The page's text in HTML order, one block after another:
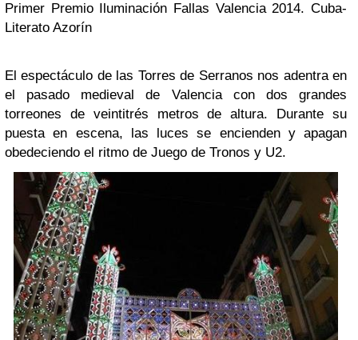
Primer Premio Iluminación Fallas Valencia 2014. Cuba-
Literato Azorín
El espectáculo de las Torres de Serranos nos adentra en
el pasado medieval de Valencia con dos grandes
torreones de veintitrés metros de altura. Durante su
puesta en escena, las luces se encienden y apagan
obedeciendo el ritmo de Juego de Tronos y U2.